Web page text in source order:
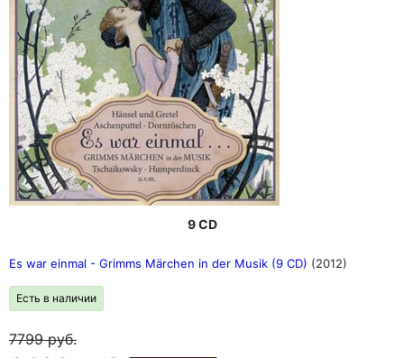
9 CD
Es war einmal - Grimms Märchen in der Musik (9 CD) (2012)
Есть в наличии
7799руб.